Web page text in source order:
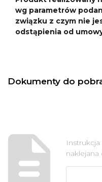
wg parametrów
związku z czym nie
odstąpienia od
Dokumenty do
naklejana